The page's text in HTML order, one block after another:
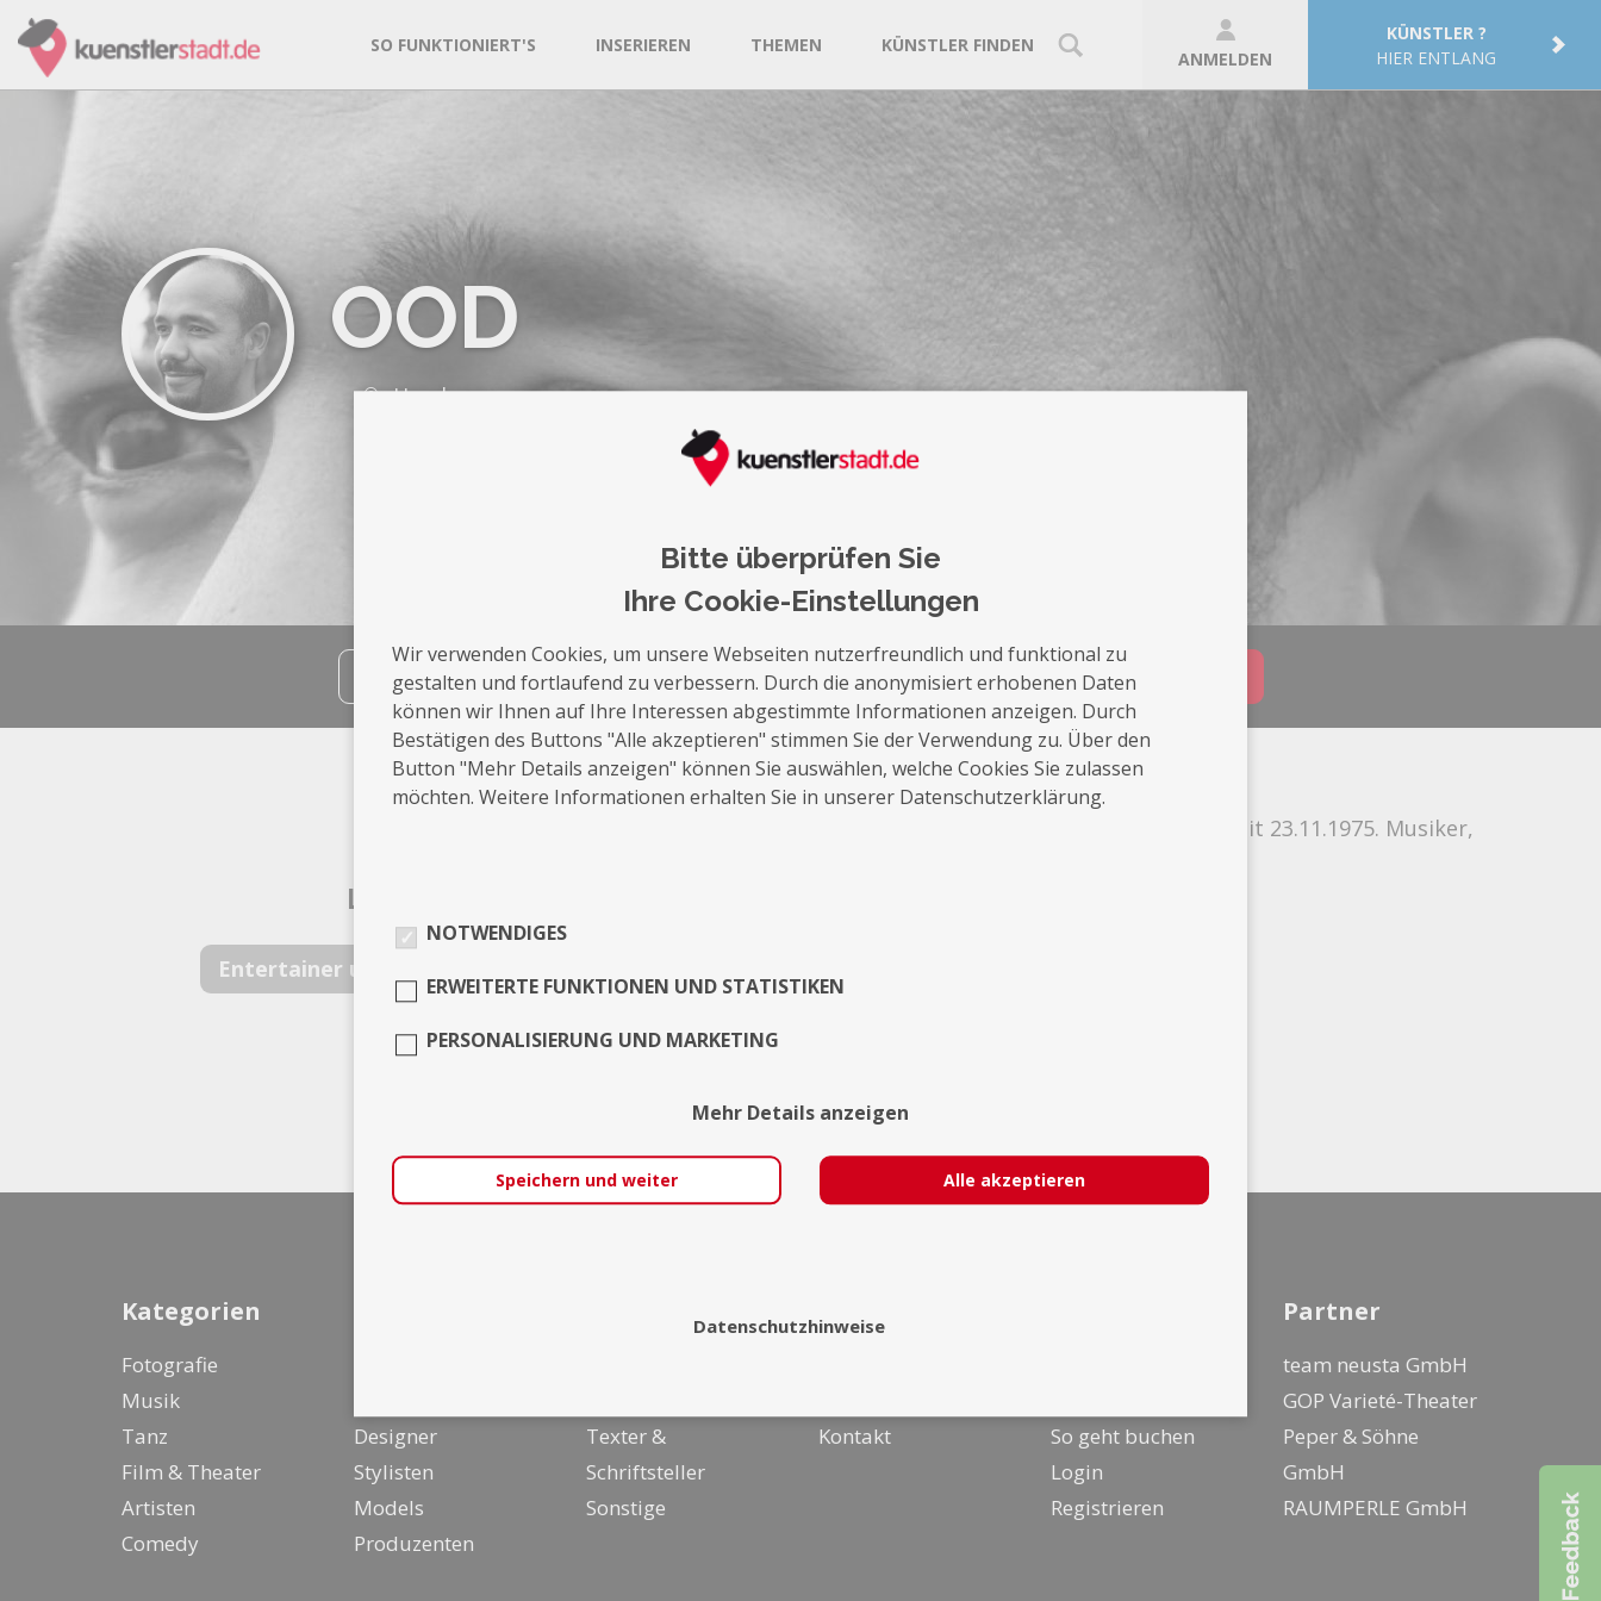
SO FUNKTIONIERT'S INSERIEREN THEMEN KÜNSTLER FINDEN
ANMELDEN
KÜNSTLER ?
HIER ENTLANG
OOD
Hamburg
teilen auf die Merkliste Nachricht schreiben Buchungsanfrage
Info
Leistungen
Entertainer und Live Act
Über Mich
Geboren in Kumasi Ghana am 10.06.75 in Hamburg lebend seit 23.11.1975. Musiker,
Kategorien
Fotografie
Musik
Tanz
Film & Theater
Artisten
Comedy
Designer
Stylisten
Models
Produzenten
Texter &
Schriftsteller
Sonstige
Kontakt
So geht buchen
Login
Registrieren
Partner
team neusta GmbH
GOP Varieté-Theater
Peper & Söhne
GmbH
RAUMPERLE GmbH
Bitte überprüfen Sie
Ihre Cookie-Einstellungen
Wir verwenden Cookies, um unsere Webseiten nutzerfreundlich und funktional zu
gestalten und fortlaufend zu verbessern. Durch die anonymisiert erhobenen Daten
können wir Ihnen auf Ihre Interessen abgestimmte Informationen anzeigen. Durch
Bestätigen des Buttons "Alle akzeptieren" stimmen Sie der Verwendung zu. Über den
Button "Mehr Details anzeigen" können Sie auswählen, welche Cookies Sie zulassen
möchten. Weitere Informationen erhalten Sie in unserer Datenschutzerklärung.
NOTWENDIGES
ERWEITERTE FUNKTIONEN UND STATISTIKEN
PERSONALISIERUNG UND MARKETING
Mehr Details anzeigen
Speichern und weiter Alle akzeptieren
Datenschutzhinweise